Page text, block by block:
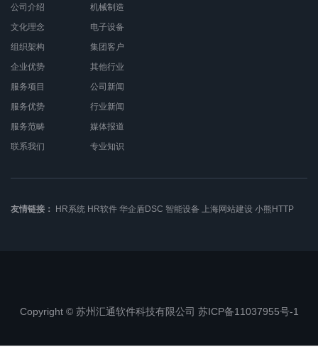
公司介绍
文化理念
组织架构
企业优势
服务项目
服务优势
服务范畴
联系我们
机械制造
电子设备
集团客户
其他行业
公司新闻
行业新闻
媒体报道
专业知识
友情链接： HR系统 HR软件 华企盾DSC 智能设备 上海网站建设 小熊HTTP
Copyright © 苏州汇通软件科技有限公司 苏ICP备11037955号-1